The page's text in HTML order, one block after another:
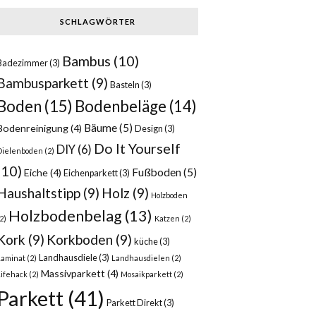
SCHLAGWÖRTER
(3) Bambus (10)
(9) Basteln (3)
(15) Bodenbeläge (14)
(4) Bäume(5) Design (3)
(2) DIY(6) Do It Yourself
Eiche(4) Eichenparkett(3) Fußboden(5)
(9) Holz (9) Holzboden
Holzbodenbelag (13) Katzen (2)
(9) Korkboden (9) küche(3)
(2) Landhausdiele(3) Landhausdielen (2)
(2) Massivparkett(4) Mosaikparkett (2)
(41) Parkett Direkt(3)